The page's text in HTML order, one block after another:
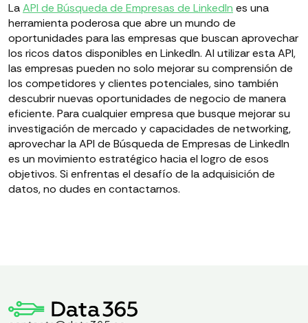
LaAPI de Búsqueda de Empresas de LinkedIn es una
herramienta poderosa que abre un mundo de
oportunidades para las empresas que buscan aprovechar
los ricos datos disponibles en LinkedIn. Al utilizar esta API,
las empresas pueden no solo mejorar su comprensión de
los competidores y clientes potenciales, sino también
descubrir nuevas oportunidades de negocio de manera
eficiente. Para cualquier empresa que busque mejorar su
investigación de mercado y capacidades de networking,
aprovechar la API de Búsqueda de Empresas de LinkedIn
es un movimiento estratégico hacia el logro de esos
objetivos. Si enfrentas el desafío de la adquisición de
datos, no dudes en contactarnos.